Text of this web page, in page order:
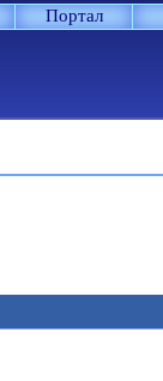
Портал